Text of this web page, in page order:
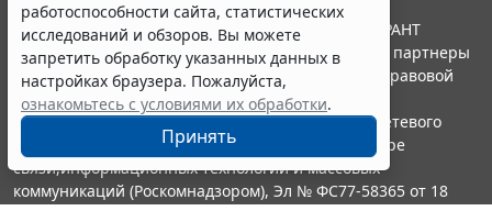
работоспособности сайта, статистических
исследований и обзоров. Вы можете
запретить обработку указанных данных в
настройках браузера. Пожалуйста,
ознакомьтесь с условиями их обработки.
Принять
© ООО "НПП "ГАРАНТ-СЕРВИС", 2026. Система ГАРАНТ
выпускается с 1990 года. Компания "Гарант" и ее партнеры
являются участниками Российской ассоциации правовой
информации ГАРАНТ.
Портал ГАРАНТ.РУ зарегистрирован в качестве сетевого
издания Федеральной службой по надзору в сфере
связи,информационных технологий и массовых
коммуникаций (Роскомнадзором), Эл № ФС77-58365 от 18